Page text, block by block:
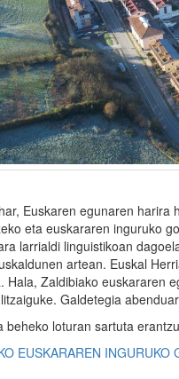
Euskaren egunaren
eta euskararen inguruko
larrialdi linguistikoan
artean. Euskal
Hala, Zaldibiako euskararen
Galdetegia
beheko loturan sartuta
EUSKARAREN INGURUKO